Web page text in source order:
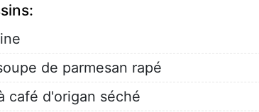
de parmesan rapé
café d'origan séché